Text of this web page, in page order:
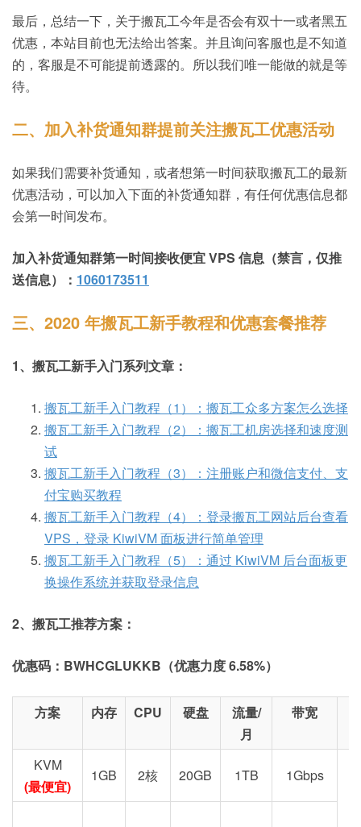
最后，总结一下，关于搬瓦工今年是否会有双十一或者黑五
优惠，本站目前也无法给出答案。并且询问客服也是不知道
的，客服是不可能提前透露的。所以我们唯一能做的就是等
待。
二、加入补货通知群提前关注搬瓦工优惠活动
如果我们需要补货通知，或者想第一时间获取搬瓦工的最新
优惠活动，可以加入下面的补货通知群，有任何优惠信息都
会第一时间发布。
加入补货通知群第一时间接收便宜 VPS 信息（禁言，仅推
送信息）： 1060173511
三、2020 年搬瓦工新手教程和优惠套餐推荐
1、搬瓦工新手入门系列文章：
搬瓦工新手入门教程（1）：搬瓦工众多方案怎么选择
搬瓦工新手入门教程（2）：搬瓦工机房选择和速度测
试
搬瓦工新手入门教程（3）：注册账户和微信支付、支
付宝购买教程
搬瓦工新手入门教程（4）：登录搬瓦工网站后台查看
VPS，登录 KiwiVM 面板进行简单管理
搬瓦工新手入门教程（5）：通过 KiwiVM 后台面板更
换操作系统并获取登录信息
2、搬瓦工推荐方案：
优惠码：BWHCGLUKKB（优惠力度 6.58%）
方案 内存 CPU 硬盘
流量/
月
带宽
KVM
(最便宜)
1GB 2核 20GB 1TB 1Gbps